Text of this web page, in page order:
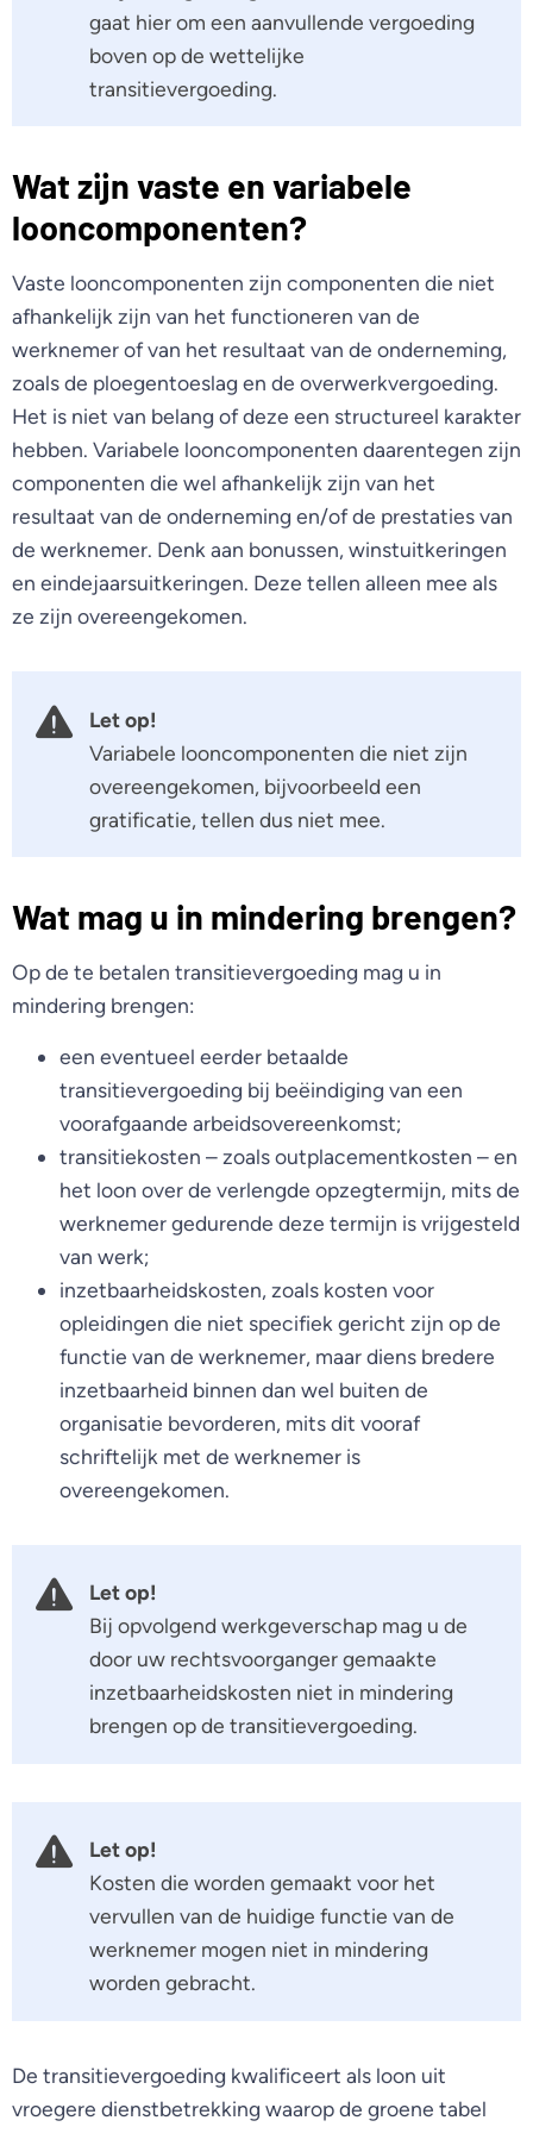
gaat hier om een aanvullende vergoeding
boven op de wettelijke
transitievergoeding.
Wat zijn vaste en variabele
looncomponenten?
Vaste looncomponenten zijn componenten die niet
afhankelijk zijn van het functioneren van de
werknemer of van het resultaat van de onderneming,
zoals de ploegentoeslag en de overwerkvergoeding.
Het is niet van belang of deze een structureel karakter
hebben. Variabele looncomponenten daarentegen zijn
componenten die wel afhankelijk zijn van het
resultaat van de onderneming en/of de prestaties van
de werknemer. Denk aan bonussen, winstuitkeringen
en eindejaarsuitkeringen. Deze tellen alleen mee als
ze zijn overeengekomen.
Let op!
Variabele looncomponenten die niet zijn
overeengekomen, bijvoorbeeld een
gratificatie, tellen dus niet mee.
Wat mag u in mindering brengen?
Op de te betalen transitievergoeding mag u in
mindering brengen:
een eventueel eerder betaalde
transitievergoeding bij beëindiging van een
voorafgaande arbeidsovereenkomst;
transitiekosten – zoals outplacementkosten – en
het loon over de verlengde opzegtermijn, mits de
werknemer gedurende deze termijn is vrijgesteld
van werk;
inzetbaarheidskosten, zoals kosten voor
opleidingen die niet specifiek gericht zijn op de
functie van de werknemer, maar diens bredere
inzetbaarheid binnen dan wel buiten de
organisatie bevorderen, mits dit vooraf
schriftelijk met de werknemer is
overeengekomen.
Let op!
Bij opvolgend werkgeverschap mag u de
door uw rechtsvoorganger gemaakte
inzetbaarheidskosten niet in mindering
brengen op de transitievergoeding.
Let op!
Kosten die worden gemaakt voor het
vervullen van de huidige functie van de
werknemer mogen niet in mindering
worden gebracht.
De transitievergoeding kwalificeert als loon uit
vroegere dienstbetrekking waarop de groene tabel